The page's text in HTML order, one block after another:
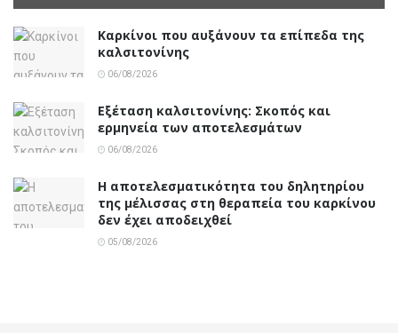
Καρκίνοι που αυξάνουν τα επίπεδα της
καλσιτονίνης
06/08/2026
Εξέταση καλσιτονίνης: Σκοπός και
ερμηνεία των αποτελεσμάτων
06/08/2026
Η αποτελεσματικότητα του δηλητηρίου
της μέλισσας στη θεραπεία του καρκίνου
δεν έχει αποδειχθεί
05/08/2026